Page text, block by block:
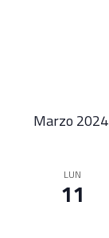
Marzo 2024
LUN
11